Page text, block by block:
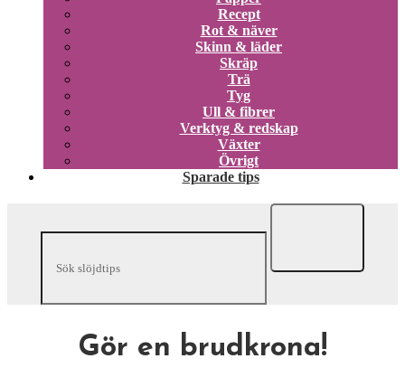
Recept
Rot & näver
Skinn & läder
Skräp
Trä
Tyg
Ull & fibrer
Verktyg & redskap
Växter
Övrigt
Sparade tips
Gör en brudkrona!